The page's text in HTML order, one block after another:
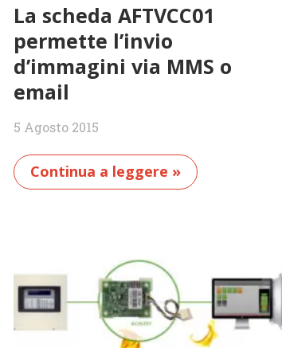
La scheda AFTVCC01
permette l’invio
d’immagini via MMS o
email
5 Agosto 2015
Continua a leggere »